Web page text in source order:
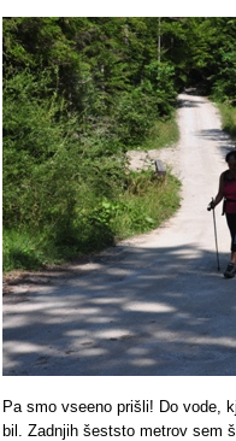
Pa smo vseeno prišli! Do vode,
bil. Zadnjih šeststo metrov sem